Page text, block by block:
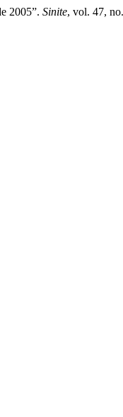
2005”. Sinite, vol. 47,